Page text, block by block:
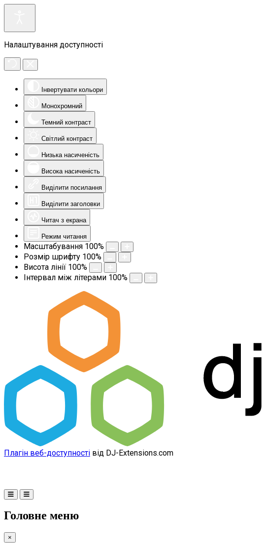
Налаштування доступності
Інвертувати кольори
Монохромний
Темний контраст
Світлий контраст
Низька насиченість
Висока насиченість
Виділити посилання
Виділити заголовки
Читач з екрана
Режим читання
Масштабування 100%
Розмір шрифту 100%
Висота лінії 100%
Інтервал між літерами 100%
Плагін веб-доступності від DJ-Extensions.com
Головне меню
×